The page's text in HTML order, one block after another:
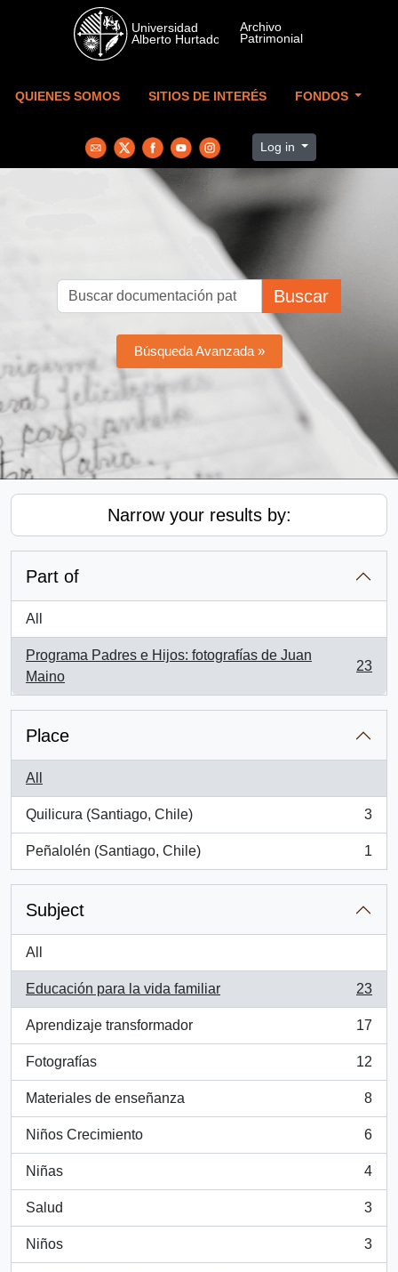
Skip to main content
QUIENES SOMOS SITIOS DE INTERÉS FONDOS
Log in
Buscar
Búsqueda Avanzada »
Narrow your results by:
Part of
All
Programa Padres e Hijos: fotografías de Juan
Maino
, 23 results
23
Place
All
Quilicura (Santiago, Chile)
, 3 results
3
Peñalolén (Santiago, Chile)
, 1 results
1
Subject
All
Educación para la vida familiar
, 23 results
23
Aprendizaje transformador
, 17 results
17
Fotografías
, 12 results
12
Materiales de enseñanza
, 8 results
8
Niños Crecimiento
, 6 results
6
Niñas
, 4 results
4
Salud
, 3 results
3
Niños
, 3 results
3